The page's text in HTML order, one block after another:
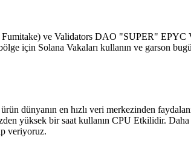
ve Validators DAO "SUPER" EPYC
için Solana Vakaları kullanın ve garson
dünyanın en hızlı veri merkezinden
yüksek bir saat kullanın CPU Etkilidir. Daha
veriyoruz.